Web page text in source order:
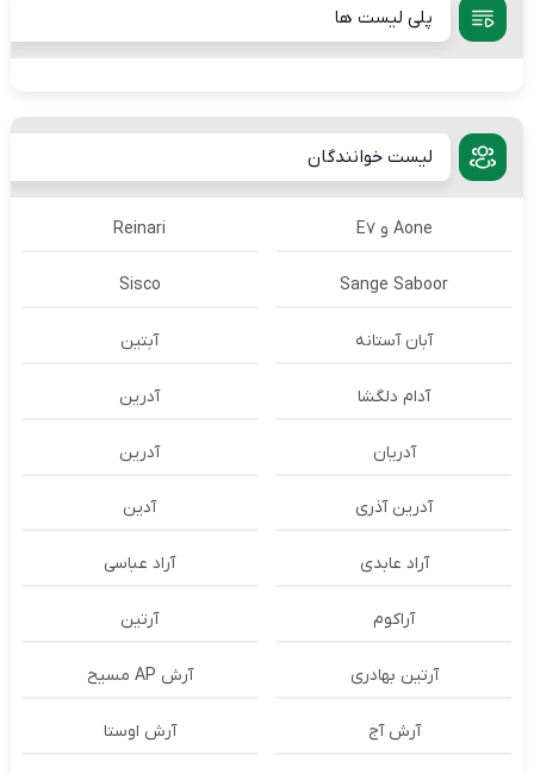
پلی لیست ها
لیست خوانندگان
Aone و E7 Reinari
Sange Saboor
Sisco
آبان آستانه آبتین
آدام دلگشا آدرين
آدریان آدرین
آدرین آذری آدین
آراد عابدی آراد عباسی
آراکوم آرتین
آرتین بهادری آرش AP مسیح
آرش آج آرش اوستا